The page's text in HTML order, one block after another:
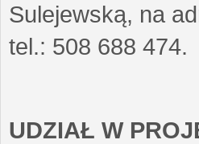
Sulejewską, na
tel.: 508 688 474.
UDZIAŁ W